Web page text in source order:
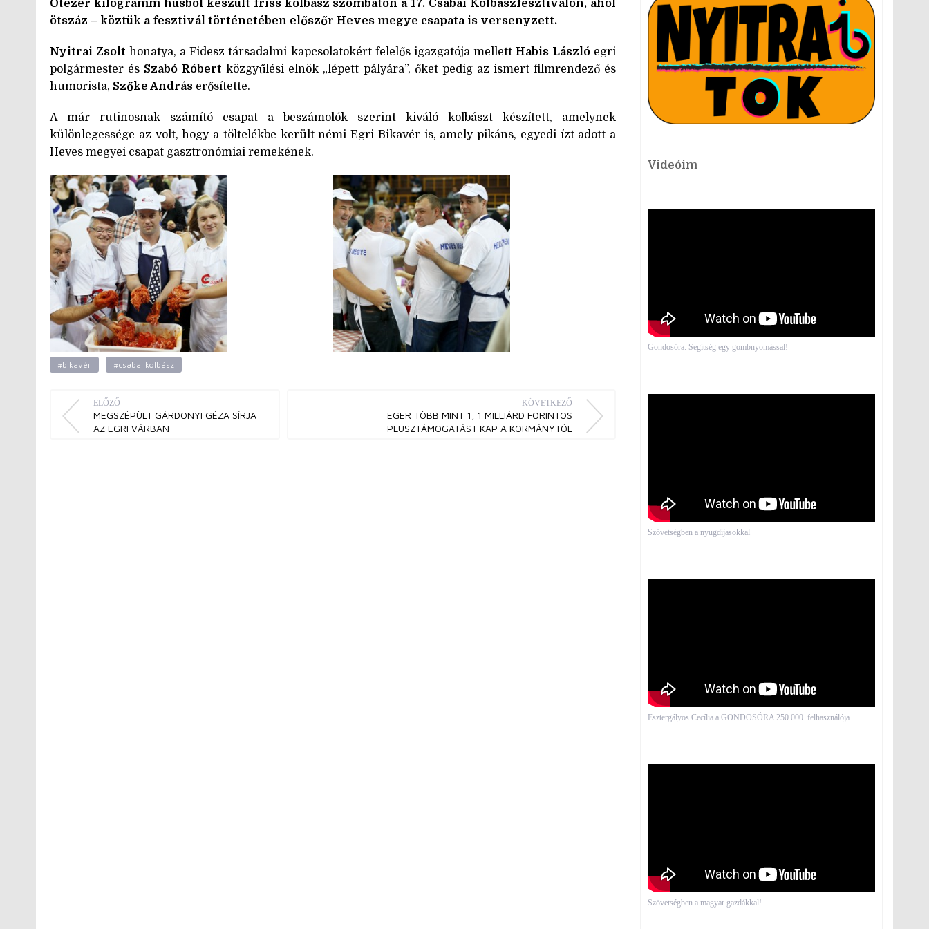
Ötezer kilogramm húsból készült friss kolbász szombaton a 17. Csabai Kolbászfesztiválon, ahol
ötszáz – köztük a fesztivál történetében előszőr Heves megye csapata is versenyzett.
Nyitrai Zsolt honatya, a Fidesz társadalmi kapcsolatokért felelős igazgatója mellett Habis Lászlóegri
polgármester és Szabó Róbert közgyűlési elnök „lépett pályára”, őket pedig az ismert filmrendező és
humorista, Szőke András erősítette.
A már rutinosnak számító csapat a beszámolók szerint kiváló kolbászt készített, amelynek
különlegessége az volt, hogy a töltelékbe került némi Egri Bikavér is, amely pikáns, egyedi ízt adott a
Heves megyei csapat gasztronómiai remekének.
#bikavér #csabai kolbász
ELŐZŐ
MEGSZÉPÜLT GÁRDONYI GÉZA SÍRJA
AZ EGRI VÁRBAN
KÖVETKEZŐ
EGER TÖBB MINT 1, 1 MILLIÁRD FORINTOS
PLUSZTÁMOGATÁST KAP A KORMÁNYTÓL
Videóim
Gondosóra: Segítség egy gombnyomással!
Szövetségben a nyugdíjasokkal
Esztergályos Cecília a GONDOSÓRA 250 000. felhasználója
Szövetségben a magyar gazdákkal!